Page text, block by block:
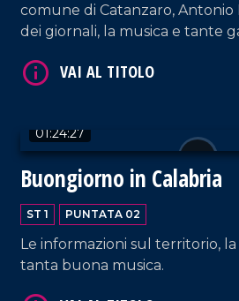
comune di Catanzaro, Antonio
dei giornali, la musica e tante
01:24:27
Buongiorno in Calabria
ST 1 PUNTATA 02
Le informazioni sul territorio, la
tanta buona musica.